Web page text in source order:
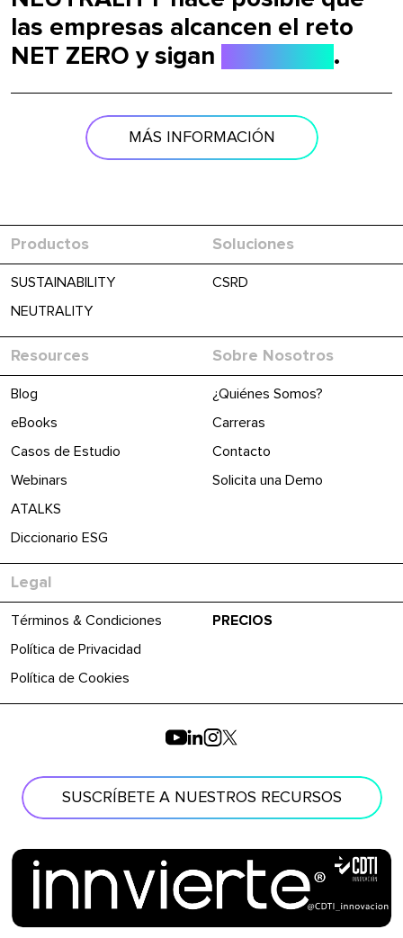
las empresas alcancen el reto
NET ZERO y sigan
.
MÁS INFORMACIÓN
Productos Soluciones
SUSTAINABILITY
NEUTRALITY
CSRD
Resources Sobre Nosotros
Blog
eBooks
Casos de Estudio
Webinars
ATALKS
Diccionario ESG
¿Quiénes Somos?
Carreras
Contacto
Solicita una Demo
Legal
Términos & Condiciones
Política de Privacidad
Política de Cookies
PRECIOS
SUSCRÍBETE A NUESTROS RECURSOS